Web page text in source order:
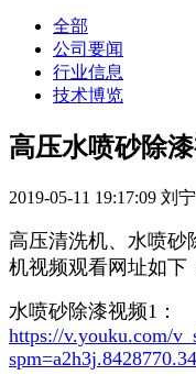
全部
公司要闻
行业信息
技术博览
高压水喷砂除
2019-05-11 19:17:09 刘
高压清洗机、水喷砂
机视频观看网址如下
水喷砂除漆视频1：
https://v.youku.com/